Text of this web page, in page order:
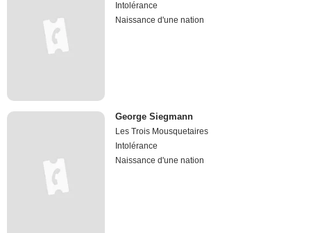
Intolérance
Naissance d'une nation
George Siegmann
Les Trois Mousquetaires
Intolérance
Naissance d'une nation